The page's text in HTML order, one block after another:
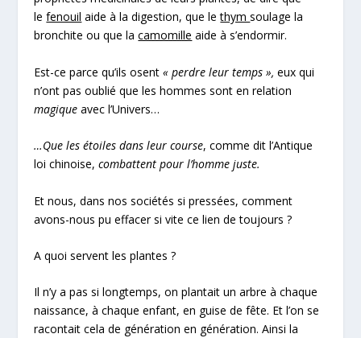
lefenouil aide à la digestion, que lethymsoulage la
bronchite ou que lacamomille aide à s’endormir.
Est-ce parce qu’ils osent« perdre leur temps », eux qui
n’ont pas oublié que les hommes sont en relation
magiqueavec l’Univers…
…Que les étoiles dans leur course, comme dit l’Antique
loi chinoise,combattent pour l’homme juste.
Et nous, dans nos sociétés si pressées, comment
avons-nous pu effacer si vite ce lien de toujours ?
A quoi servent les plantes ?
Il n’y a pas si longtemps, on plantait un arbre à chaque
naissance, à chaque enfant, en guise de fête. Et l’on se
racontait cela de génération en génération. Ainsi la